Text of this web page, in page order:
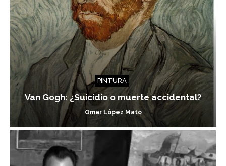
PINTURA
Van Gogh: ¿Suicidio o muerte accidental?
Omar López Mato